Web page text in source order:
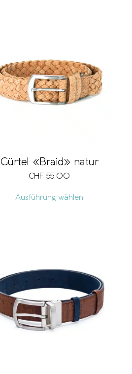
Gürtel «Braid» natur
CHF 55.00
Ausführung wählen